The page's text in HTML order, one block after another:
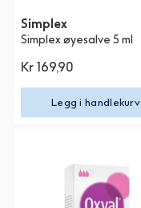
Simplex
Simplex øyesalve 5 ml
Kr 169,90
Legg i handlekurv